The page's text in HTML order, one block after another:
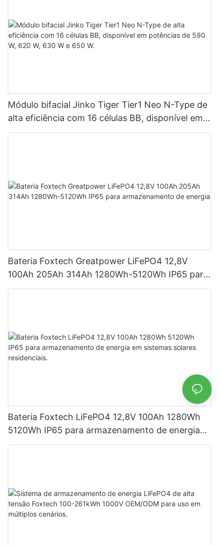
Módulo bifacial Jinko Tiger Tier1 Neo N-Type de
alta eficiência com 16 células BB, disponível em
potências de 590 W, 620 W, 630 W e 650 W.
Bateria Foxtech Greatpower LiFePO4 12,8V
100Ah 205Ah 314Ah 1280Wh-5120Wh IP65 para
armazenamento de energia
Bateria Foxtech LiFePO4 12,8V 100Ah 1280Wh
5120Wh IP65 para armazenamento de energia
em sistemas solares residenciais.